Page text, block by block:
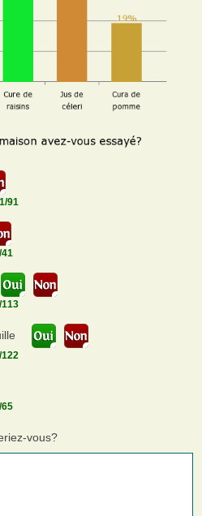
/91
/41
/113
/122
/65
vous?